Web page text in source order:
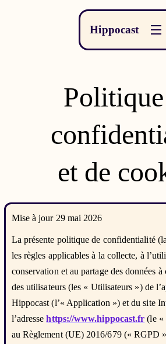
Hippocast
et de
Mise à jour 29 mai 2026
La présente politique de confidentialité
les règles applicables à la collecte, à
conservation et au partage des données à
des utilisateurs (les « Utilisateurs ») de
Hippocast (l’« Application ») et du site
l’adressehttps://www.hippocast.fr (le «
au Règlement (UE) 2016/679 (« RGPD